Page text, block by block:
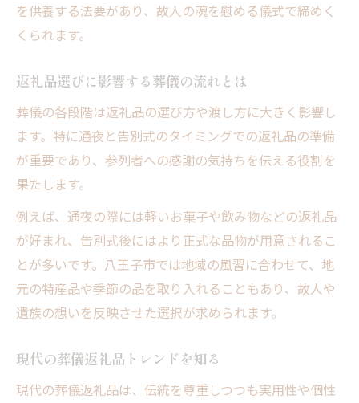
葬儀の流れ別・返礼品を渡すタイミング
受付での返礼品渡し方ガイド
返礼品を渡す際のマナーと注意点
参列者が戸惑わない返礼品の渡し方
参列者が安心する返礼品手配のコツ
葬儀の流れを踏まえた返礼品手配例
葬儀の流れに応じた手配タイミング
返礼品手配で気を付けたいポイント
安心感を生む返礼品手配の工夫
葬儀の流れを知ると返礼品が選びやすくなる秘
葬儀の流れ理解が返礼品選びに役立つ理由
返礼品選びで迷わないための流れチェック
を供養する法要があり、故人の魂を慰める儀式で締めく
くられます。
返礼品選びに影響する葬儀の流れとは
葬儀の各段階は返礼品の選び方や渡し方に大きく影響し
ます。特に通夜と告別式のタイミングでの返礼品の準備
が重要であり、参列者への感謝の気持ちを伝える役割を
果たします。
例えば、通夜の際には軽いお菓子や飲み物などの返礼品
が好まれ、告別式後にはより正式な品物が用意されるこ
とが多いです。八王子市では地域の風習に合わせて、地
元の特産品や季節の品を取り入れることもあり、故人や
遺族の想いを反映させた選択が求められます。
現代の葬儀返礼品トレンドを知る
現代の葬儀返礼品は、伝統を尊重しつつも実用性や個性